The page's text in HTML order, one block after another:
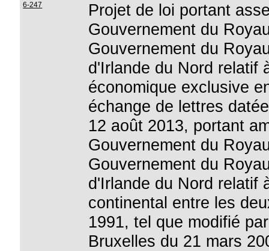
6-247
Projet de loi portant
Gouvernement du
Gouvernement du
d'Irlande du Nord relatif
économique exclusive
échange de lettres
12 août 2013, portant
Gouvernement du
Gouvernement du
d'Irlande du Nord relatif
continental entre les
1991, tel que modifié
Bruxelles du 21 mars